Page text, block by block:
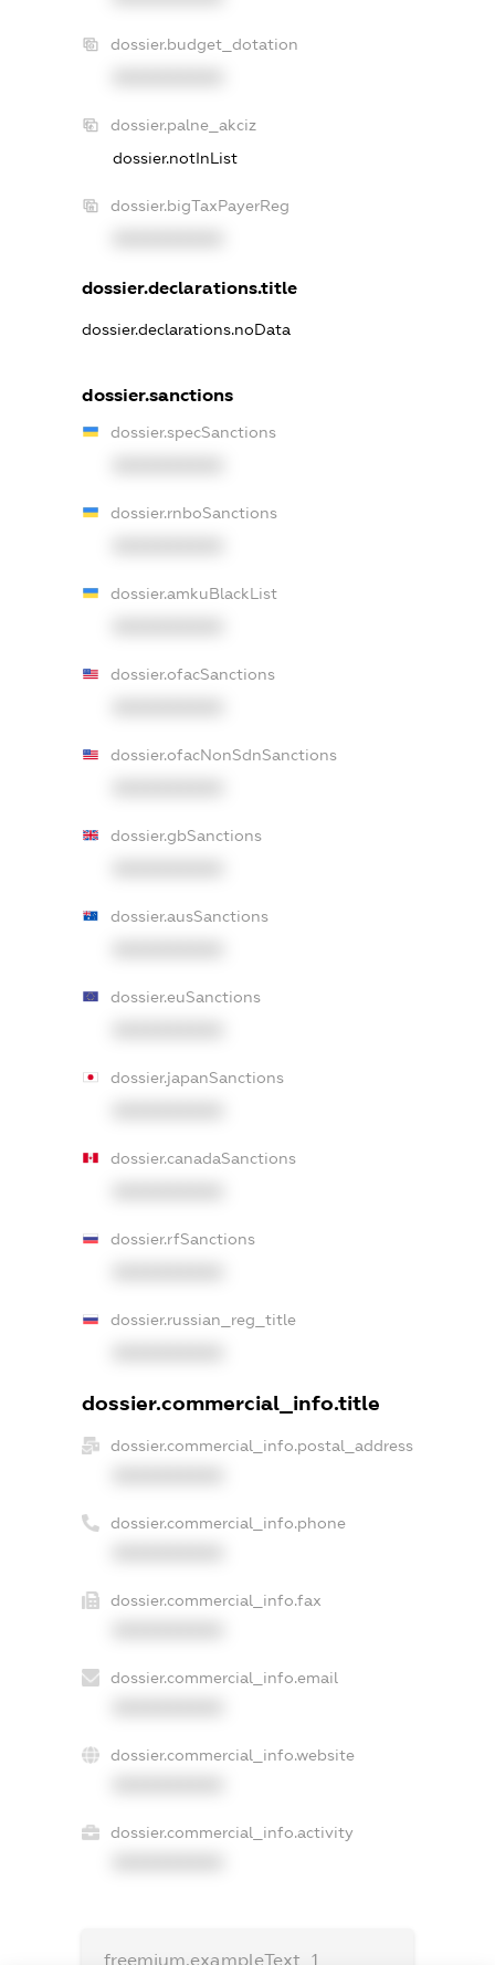
dossier.budget_dotation
dossier.palne_akciz
dossier.notInList
dossier.bigTaxPayerReg
dossier.declarations.title
dossier.declarations.noData
dossier.sanctions
dossier.specSanctions
dossier.rnboSanctions
dossier.amkuBlackList
dossier.ofacSanctions
dossier.ofacNonSdnSanctions
dossier.gbSanctions
dossier.ausSanctions
dossier.euSanctions
dossier.japanSanctions
dossier.canadaSanctions
dossier.rfSanctions
dossier.russian_reg_title
dossier.commercial_info.title
dossier.commercial_info.postal_address
dossier.commercial_info.phone
dossier.commercial_info.fax
dossier.commercial_info.email
dossier.commercial_info.website
dossier.commercial_info.activity
freemium.exampleText_1